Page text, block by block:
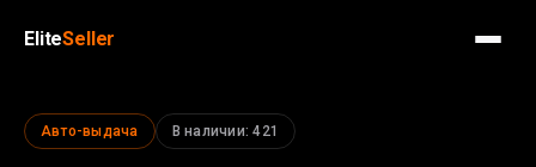
EliteSeller
Авто-выдача В наличии:421